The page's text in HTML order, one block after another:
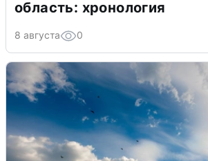
область: хронология
8 августа 0